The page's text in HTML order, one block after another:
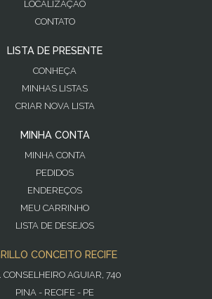
LOCALIZAÇÃO
CONTATO
LISTA DE PRESENTE
CONHEÇA
MINHAS LISTAS
CRIAR NOVA LISTA
MINHA CONTA
MINHA CONTA
PEDIDOS
ENDEREÇOS
MEU CARRINHO
LISTA DE DESEJOS
CONCEITO RECIFE
CONSELHEIRO AGUIAR, 740
PINA - RECIFE - PE